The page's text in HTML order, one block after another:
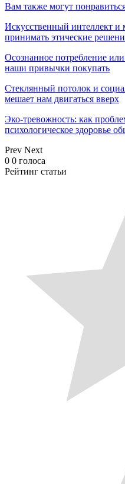
Вам также могут
Искусственный интеллект
принимать этические
Осознанное потребление
наши привычки покупать
Стеклянный потолок и
мешает нам двигаться вверх
Эко-тревожность: как
психологическое здоровье
Prev Next
0 0 голоса
Рейтинг статьи